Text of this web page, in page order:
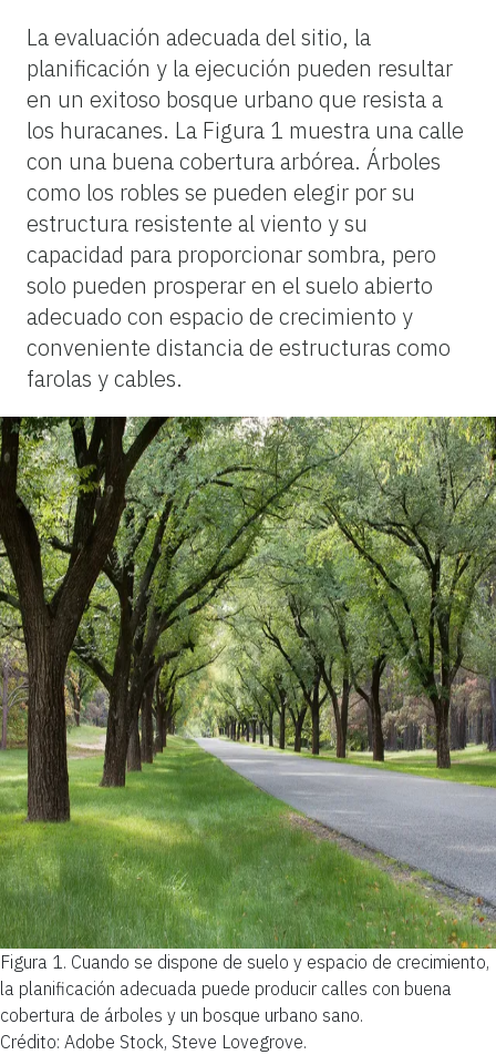
La evaluación adecuada del sitio, la
planificación y la ejecución pueden resultar
en un exitoso bosque urbano que resista a
los huracanes. La Figura 1 muestra una calle
con una buena cobertura arbórea. Árboles
como los robles se pueden elegir por su
estructura resistente al viento y su
capacidad para proporcionar sombra, pero
solo pueden prosperar en el suelo abierto
adecuado con espacio de crecimiento y
conveniente distancia de estructuras como
farolas y cables.
Figura 1. Cuando se dispone de suelo y espacio de crecimiento,
la planificación adecuada puede producir calles con buena
cobertura de árboles y un bosque urbano sano.
Crédito: Adobe Stock, Steve Lovegrove.